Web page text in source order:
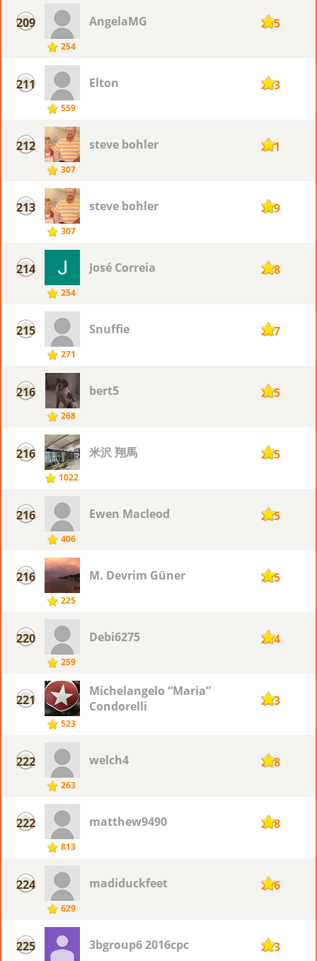
209
254
AngelaMG 235
211
559
Elton 233
212
307
steve bohler 231
213
307
steve bohler 229
214
254
José Correia 228
215
271
Snuffie 227
216
268
bert5 225
216
1022
米沢 翔馬 225
216
406
Ewen Macleod 225
216
225
M. Devrim Güner 225
220
259
Debi6275 224
221
523
Michelangelo “Maria”
Condorelli
223
222
263
welch4 218
222
813
matthew9490 218
224
629
madiduckfeet 216
225 3bgroup6 2016cpc 213